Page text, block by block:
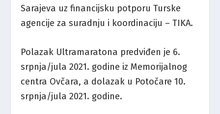
Sarajeva uz financijsku potporu Turske
agencije za suradnju i koordinaciju – TIKA.
Polazak Ultramaratona predviđen je 6.
srpnja/jula 2021. godine iz Memorijalnog
centra Ovčara, a dolazak u Potočare 10.
srpnja/jula 2021. godine.